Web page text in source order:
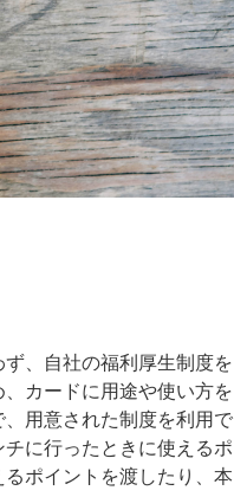
、自社の福利厚生制度を
カードに用途や使い方を
用意された制度を利用で
に行ったときに使えるポ
ポイントを渡したり、本